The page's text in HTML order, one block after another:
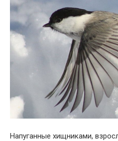
Напуганные хищниками,